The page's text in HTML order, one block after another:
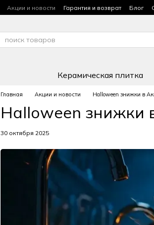
Акции и новости Гарантия и возврат Блог
Керамическая плитка
Главная Акции и новости Halloween знижки в
Halloween знижки
30 октября 2025